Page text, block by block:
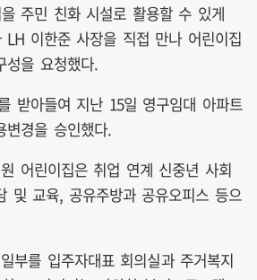
주민 친화 시설로 활용할 수 있게
LH 이한준 사장을 직접 만나 어린이집
성을 요청했다.
받아들여 지난 15일 영구임대 아파트
변경을 승인했다.
어린이집은 취업 연계 신중년 사회
및 교육, 공유주방과 공유오피스 등으
부를 입주자대표 회의실과 주거복지